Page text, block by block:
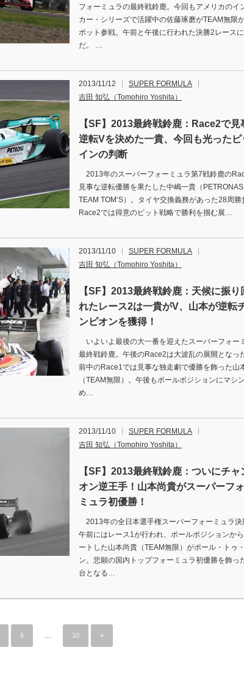
フォーミュラの最終戦鈴鹿。今回もアメリカのイ
カー・シリーズで活躍中の佐藤琢磨がTEAM無限
ポット参戦。午前と午後に行われた決勝2レース
だ。 …
2013/11/12
SUPER FORMULA
吉田 知弘（Tomohiro Yoshita）
【SF】2013最終戦鈴鹿：Race2で見
逆転Vを決めた一貴、今回も光ったピ
インの判断
2013年のスーパーフォーミュラ第7戦鈴鹿の
見事な逆転優勝を果たした中嶋一貴（PETRONAS
TEAM TOM’S）。タイヤ交換義務があった28周勝
Race2では得意のピット戦略で勝利を掴む展…
2013/11/10
SUPER FORMULA
吉田 知弘（Tomohiro Yoshita）
【SF】2013最終戦鈴鹿：天候に振り
れたレース2は一貴がV、山本が逆転
ンピオンを獲得！
いよいよ最後の大一番を迎えたスーパーフォー
最終戦鈴鹿。午後のRace2は大波乱の展開となっ
前中のRace1では見事な独走劇で優勝を飾った山
（TEAM無限）。午後もポールポジションにマシ
め…
2013/11/10
SUPER FORMULA
吉田 知弘（Tomohiro Yoshita）
【SF】2013最終戦鈴鹿：ついにチャ
オン逆王手！山本尚貴がスーパーフ
ミュラ初優勝！
2013年の全日本選手権スーパーフォーミュラ決
午前にはレース1が行われ、ポールポジションか
ートした山本尚貴（TEAM無限）がポール・トゥ
ン。悲願の国内トップフォーミュラ初優勝を飾っ
台となる…
6 10 »